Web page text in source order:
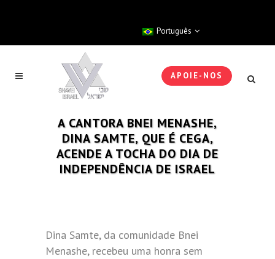
Português
APOIE-NOS
A CANTORA BNEI MENASHE,
DINA SAMTE, QUE É CEGA,
ACENDE A TOCHA DO DIA DE
INDEPENDÊNCIA DE ISRAEL
Dina Samte, da comunidade Bnei
Menashe, recebeu uma honra sem